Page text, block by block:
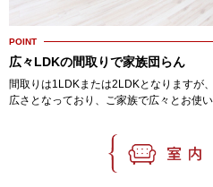
POINT
広々LDKの間取りで家族団らん
間取りは1LDKまたは2LDKとなりますが
広さとなっており、ご家族で広々とお使い